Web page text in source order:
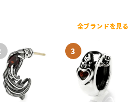
全ブランドを見る